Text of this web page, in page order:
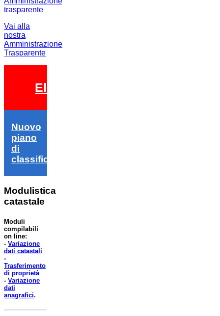
Vai alla
nostra
Amministrazione
Trasparente
Elezioni 2026
Nuovo
piano
di
classifica
Modulistica
catastale
Moduli
compilabili
on line:
- Variazione
dati catastali
-
Trasferimento
di proprietà
- Variazione
dati
anagrafici.